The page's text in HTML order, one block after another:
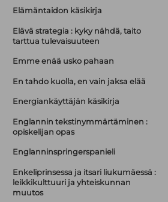
Elämäntaidon käsikirja
Elävä strategia : kyky nähdä, taito
tarttua tulevaisuuteen
Emme enää usko pahaan
En tahdo kuolla, en vain jaksa elää
Energiankäyttäjän käsikirja
Englannin tekstinymmärtäminen :
opiskelijan opas
Englanninspringerspanieli
Enkeliprinsessa ja itsari liukumäessä :
leikkikulttuuri ja yhteiskunnan
muutos